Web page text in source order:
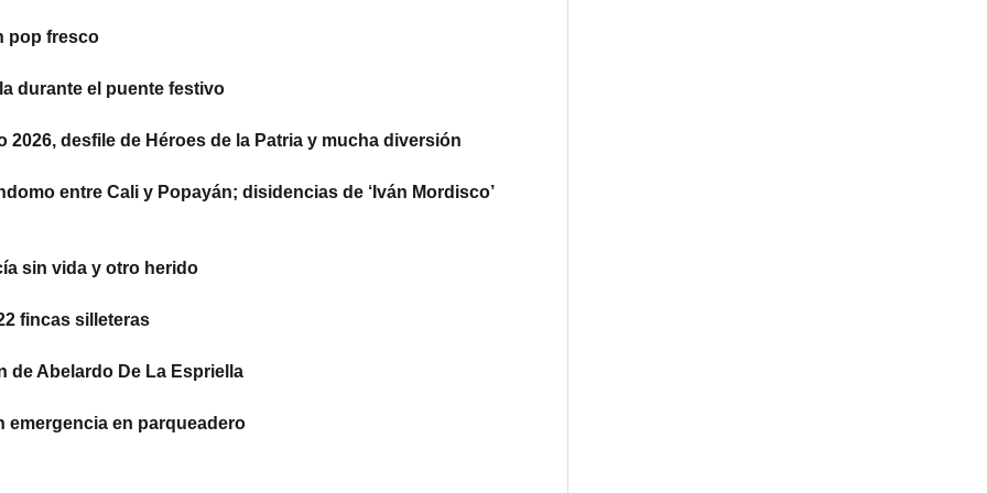
pop fresco
durante el puente festivo
desfile de Héroes de la Patria y mucha diversión
entre Cali y Popayán; disidencias de ‘Iván Mordisco’
sin vida y otro herido
fincas silleteras
de Abelardo De La Espriella
emergencia en parqueadero